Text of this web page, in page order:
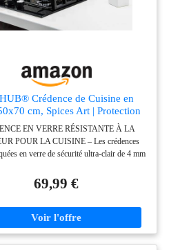
à la lumière, à la chaleur et aux produits
garantissant une apparence impeccable dans
ENTRETIEN FACILE – Le nettoyage se fait
pas être endommagée.
Crédence de Cuisine en
cm, Spices Art | Protection
Les éclaboussures, Revêtement
en Carreaux, Plaque en Verre,
trempé, Aliments, Épices
EN VERRE RÉSISTANTE À LA
POUR LA CUISINE – Les crédences
en verre de sécurité ultra-clair de 4 mm
allant jusqu'à 200 °C et offre une
accrue aux chocs, garantissant durabilité et
– Les panneaux sont imprimés
au dos du verre à l'aide de la technologie
69,99 €